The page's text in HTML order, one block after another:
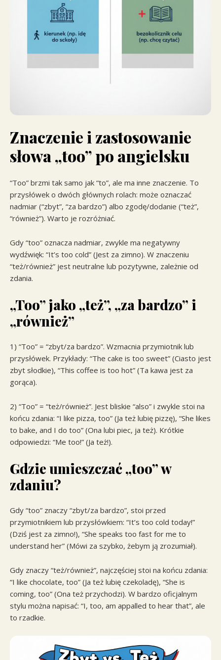
Znaczenie i zastosowanie
słowa „too” po angielsku
“Too” brzmi tak samo jak “to”, ale ma inne znaczenie. To
przysłówek o dwóch głównych rolach: może oznaczać
nadmiar (“zbyt”, “za bardzo”) albo zgodę/dodanie (“też”,
“również”). Warto je rozróżniać.
Gdy “too” oznacza nadmiar, zwykle ma negatywny
wydźwięk: “It’s too cold” (Jest za zimno). W znaczeniu
“też/również” jest neutralne lub pozytywne, zależnie od
zdania.
„Too” jako „też”, „za bardzo” i
„również”
1) “Too” = “zbyt/za bardzo”. Wzmacnia przymiotnik lub
przysłówek. Przykłady: “The cake is too sweet” (Ciasto jest
zbyt słodkie), “This coffee is too hot” (Ta kawa jest za
gorąca).
2) “Too” = “też/również”. Jest bliskie “also” i zwykle stoi na
końcu zdania: “I like pizza, too” (Ja też lubię pizzę), “She likes
to bake, and I do too” (Ona lubi piec, ja też). Krótkie
odpowiedzi: “Me too!” (Ja też!).
Gdzie umieszczać „too” w
zdaniu?
Gdy “too” znaczy “zbyt/za bardzo”, stoi przed
przymiotnikiem lub przysłówkiem: “It’s too cold today!”
(Dziś jest za zimno!), “She speaks too fast for me to
understand her” (Mówi za szybko, żebym ją zrozumiał).
Gdy znaczy “też/również”, najczęściej stoi na końcu zdania:
“I like chocolate, too” (Ja też lubię czekoladę), “She is
coming, too” (Ona też przychodzi). W bardzo oficjalnym
stylu można napisać: “I, too, am appalled to hear that”, ale
to rzadkie.